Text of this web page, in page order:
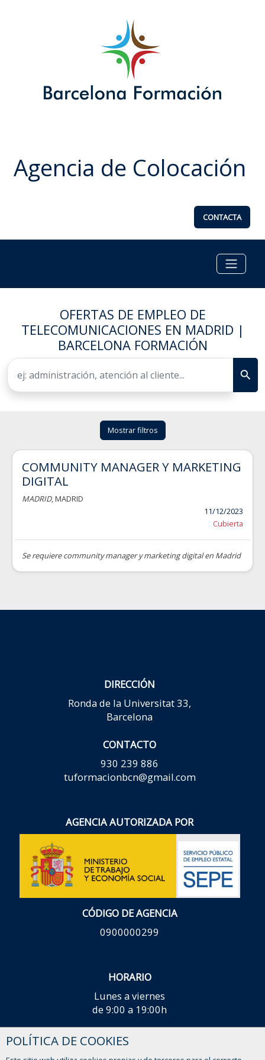
Agencia de Colocación
CONTACTA
OFERTAS DE EMPLEO DE
TELECOMUNICACIONES EN MADRID |
BARCELONA FORMACIÓN
Mostrar filtros
COMMUNITY MANAGER Y MARKETING
DIGITAL
MADRID, MADRID
11/12/2023
Cubierta
Se requiere community manager y marketing digital en Madrid
DIRECCIÓN
Ronda de la Universitat 33,
Barcelona
CONTACTO
930 239 886
tuformacionbcn@gmail.com
AGENCIA AUTORIZADA POR
CÓDIGO DE AGENCIA
0900000299
HORARIO
Lunes a viernes
de 9:00 a 19:00h
¿TIENES ALGUNA DUDA?
POLÍTICA DE COOKIES